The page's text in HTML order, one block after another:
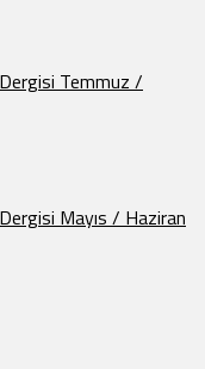
Dergisi Temmuz /
Mayıs / Haziran